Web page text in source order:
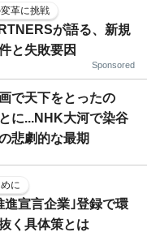
革に挑戦
が語る、新規
と失敗要因
Sponsored
で天下をとったの
に...NHK大河で染谷
悲劇的な最期
に
宣言企業｣登録で環
く具体策とは